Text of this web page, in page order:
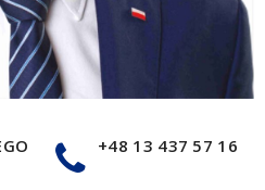
+48 13 437 57 16